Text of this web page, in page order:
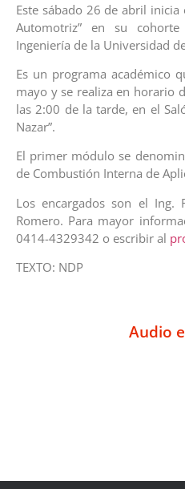
Este sábado 26 de abril inicia
Automotriz” en su
Ingeniería de la Universidad
Es un programa académico
mayo y se realiza en horario
las 2:00 de la tarde, en el
Nazar”.
El primer módulo se
de Combustión Interna de
Los encargados son el Ing.
Romero. Para mayor
0414-4329342 o escribir al
TEXTO: NDP
Audio